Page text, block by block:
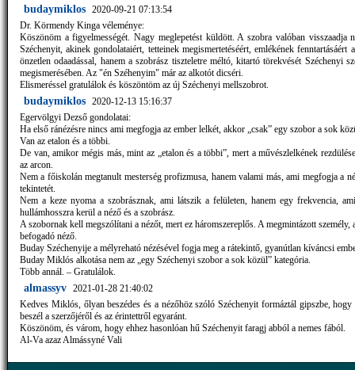
budaymiklos 2020-09-21 07:13:54
Dr. Körmendy Kinga véleménye:
Köszönöm a figyelmességét. Nagy meglepetést küldött. A szobra valóban visszaadja
Széchenyit, akinek gondolataiért, tetteinek megismertetéséért, emlékének fenntartásáért
önzetlen odaadással, hanem a szobrász tiszteletre méltó, kitartó törekvését Széchenyi
megismerésében. Az "én Széhenyim" már az alkotót dicséri.
Elismeréssel gratulálok és köszöntöm az új Széchenyi mellszobrot.
budaymiklos 2020-12-13 15:16:37
Egervölgyi Dezső gondolatai:
Ha első ránézésre nincs ami megfogja az ember lelkét, akkor „csak” egy szobor a sok
Van az etalon és a többi.
De van, amikor mégis más, mint az „etalon és a többi”, mert a művészlelkének
az arcon.
Nem a főiskolán megtanult mesterség profizmusa, hanem valami más, ami megfogja a
tekintetét.
Nem a keze nyoma a szobrásznak, ami látszik a felületen, hanem egy frekvencia,
hullámhosszra kerül a néző és a szobrász.
A szobornak kell megszólítani a nézőt, mert ez háromszereplős. A megmintázott személy,
befogadó néző.
Buday Széchenyije a mélyreható nézésével fogja meg a rátekintő, gyanútlan kíváncsi
Buday Miklós alkotása nem az „egy Széchenyi szobor a sok közül” kategória.
Több annál. – Gratulálok.
almassyv 2021-01-28 21:40:02
Kedves Miklós, őlyan beszédes és a nézőhöz szóló Széchenyit formáztál gipszbe, hogy
beszél a szerzőjéről és az érintettről egyaránt.
Köszönöm, és várom, hogy ehhez hasonlóan hű Széchenyit faragj abból a nemes fából.
Al-Va azaz Almássyné Vali